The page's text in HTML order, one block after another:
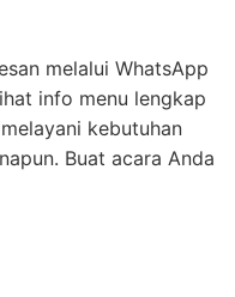
melalui WhatsApp
info menu lengkap
kebutuhan
Buat acara Anda